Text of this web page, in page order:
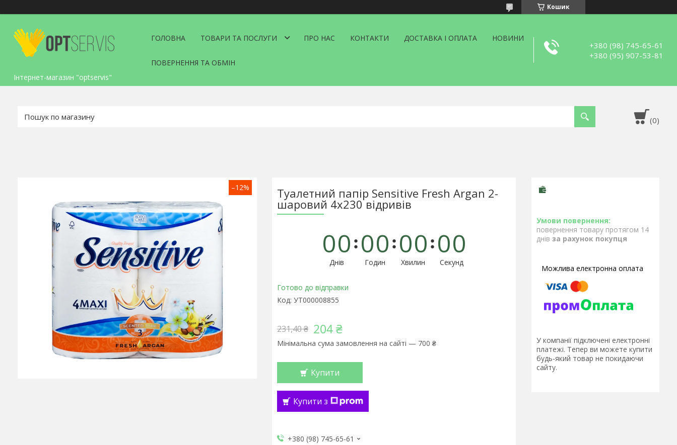
Кошик
Інтернет-магазин "optservis"
ГОЛОВНА ТОВАРИ ТА ПОСЛУГИ ПРО НАС КОНТАКТИ ДОСТАВКА І ОПЛАТА НОВИНИ
ПОВЕРНЕННЯ ТА ОБМІН
+380 (98) 745-65-61
+380 (95) 907-53-81
–12% Туалетний папір Sensitive Fresh Argan 2-
шаровий 4х230 відривів
00
Днів
00
Годин
00
Хвилин
00
Секунд
Готово до відправки
Код: УТ000008855
231,40 ₴ 204 ₴
Мінімальна сума замовлення на сайті — 700 ₴
Купити
Купити з
+380 (98) 745-65-61
повернення товару протягом 14
днів за рахунок покупця
У компанії підключені електронні
платежі. Тепер ви можете купити
будь-який товар не покидаючи
сайту.